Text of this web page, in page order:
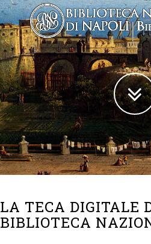
LA TECA DIGITALE
BIBLIOTECA